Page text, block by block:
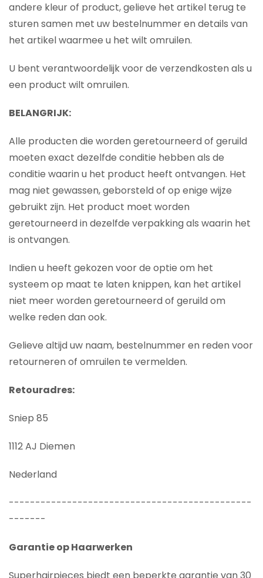
andere kleur of product, gelieve het artikel terug te
sturen samen met uw bestelnummer en details van
het artikel waarmee u het wilt omruilen.
U bent verantwoordelijk voor de verzendkosten als u
een product wilt omruilen.
BELANGRIJK:
Alle producten die worden geretourneerd of geruild
moeten exact dezelfde conditie hebben als de
conditie waarin u het product heeft ontvangen. Het
mag niet gewassen, geborsteld of op enige wijze
gebruikt zijn. Het product moet worden
geretourneerd in dezelfde verpakking als waarin het
is ontvangen.
Indien u heeft gekozen voor de optie om het
systeem op maat te laten knippen, kan het artikel
niet meer worden geretourneerd of geruild om
welke reden dan ook.
Gelieve altijd uw naam, bestelnummer en reden voor
retourneren of omruilen te vermelden.
Retouradres:
Sniep 85
1112 AJ Diemen
Nederland
----------------------------------------------
-------
Garantie op Haarwerken
Superhairpieces biedt een beperkte garantie van 30